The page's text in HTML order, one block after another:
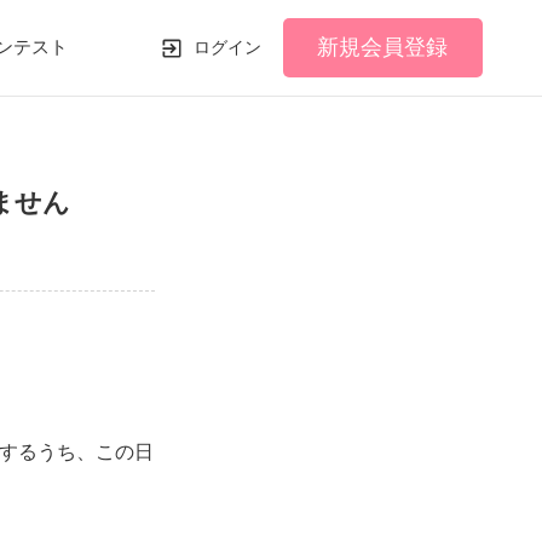
テスト ログイン 新規会員登録
せん
るうち、この日